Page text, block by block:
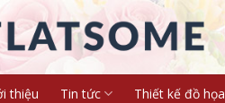
thiệu Tin tức Thiết kế đồ họa